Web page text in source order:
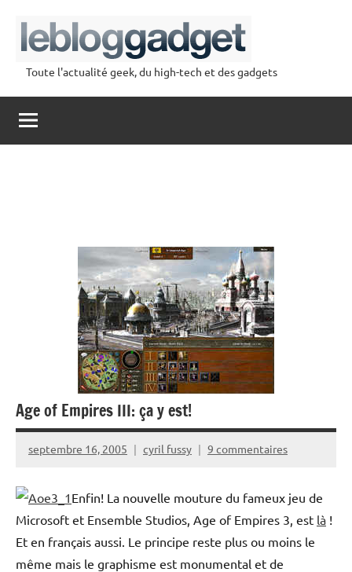
contenu
lebloggadget
Toute l'actualité geek, du high-tech et des gadgets
Age of Empires III: ça y est!
septembre 16, 2005 cyril fussy 9 commentaires
Enfin! La nouvelle mouture du fameux jeu de
Microsoft et Ensemble Studios, Age of Empires 3, est là !
Et en français aussi. Le principe reste plus ou moins le
même mais le graphisme est monumental et de